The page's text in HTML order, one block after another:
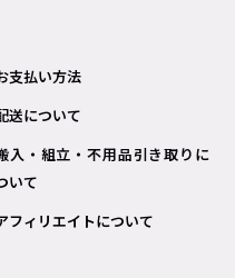
支払い方法
送について
入・組立・不用品引き取りに
いて
フィリエイトについて